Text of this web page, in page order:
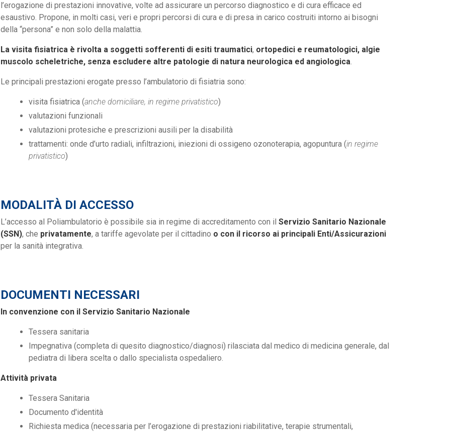
l’erogazione di prestazioni innovative, volte ad assicurare un percorso diagnostico e di cura efficace ed
esaustivo. Propone, in molti casi, veri e propri percorsi di cura e di presa in carico costruiti intorno ai bisogni
della “persona” e non solo della malattia.
La visita fisiatrica è rivolta a soggetti sofferenti di esiti traumatici, ortopedici e reumatologici, algie
muscolo scheletriche, senza escludere altre patologie di natura neurologica ed angiologica.
Le principali prestazioni erogate presso l’ambulatorio di fisiatria sono:
visita fisiatrica (anche domiciliare, in regime privatistico)
valutazioni funzionali
valutazioni protesiche e prescrizioni ausili per la disabilità
trattamenti: onde d’urto radiali, infiltrazioni, iniezioni di ossigeno ozonoterapia, agopuntura (in regime
privatistico)
MODALITÀ DI ACCESSO
L’accesso al Poliambulatorio è possibile sia in regime di accreditamento con il Servizio Sanitario Nazionale
(SSN), che privatamente, a tariffe agevolate per il cittadino o con il ricorso ai principali Enti/Assicurazioni
per la sanità integrativa.
DOCUMENTI NECESSARI
In convenzione con il Servizio Sanitario Nazionale
Tessera sanitaria
Impegnativa (completa di quesito diagnostico/diagnosi) rilasciata dal medico di medicina generale, dal
pediatra di libera scelta o dallo specialista ospedaliero.
Attività privata
Tessera Sanitaria
Documento d'identità
Richiesta medica (necessaria per l’erogazione di prestazioni riabilitative, terapie strumentali,